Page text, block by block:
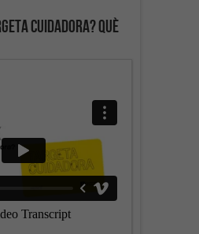
cuidadora? Què